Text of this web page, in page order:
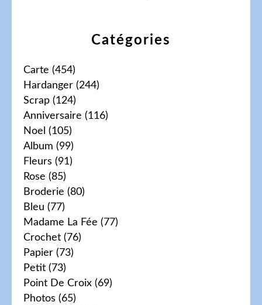
Catégories
Carte (454)
Hardanger (244)
Scrap (124)
Anniversaire (116)
Noel (105)
Album (99)
Fleurs (91)
Rose (85)
Broderie (80)
Bleu (77)
Madame La Fée (77)
Crochet (76)
Papier (73)
Petit (73)
Point De Croix (69)
Photos (65)